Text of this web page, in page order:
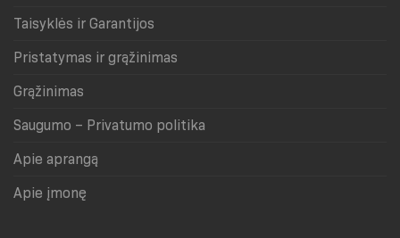
Taisyklės ir Garantijos
Pristatymas ir grąžinimas
Grąžinimas
Saugumo – Privatumo politika
Apie aprangą
Apie įmonę